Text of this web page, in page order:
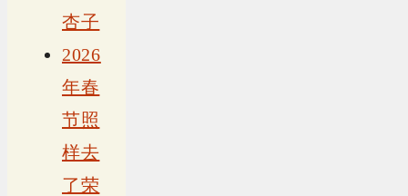
杏子
2026
年春
节照
样去
了荣